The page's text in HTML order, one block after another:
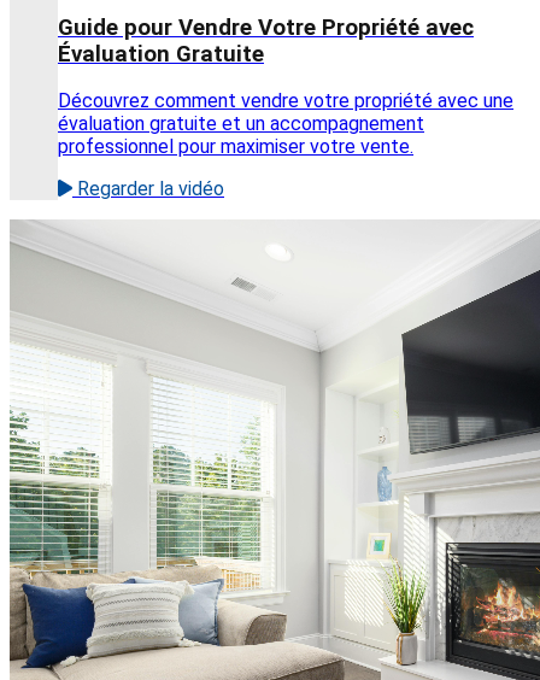
Guide pour Vendre Votre Propriété avec
Évaluation Gratuite
Découvrez comment vendre votre propriété avec une
évaluation gratuite et un accompagnement
professionnel pour maximiser votre vente.
Regarder la vidéo